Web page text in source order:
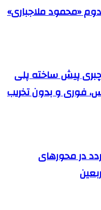
«محمود ملاجباری»
پیش ساخته پلی
فوری و بدون تخریب
و ۵۱۷ هزار تردد در محورهای